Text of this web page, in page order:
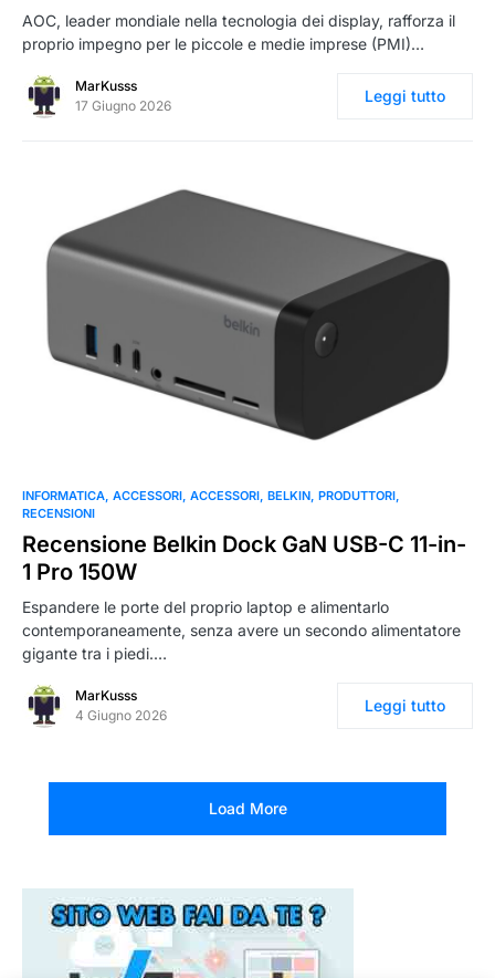
AOC, leader mondiale nella tecnologia dei display, rafforza il
proprio impegno per le piccole e medie imprese (PMI)…
MarKusss
17 Giugno 2026
Leggi tutto
0
INFORMATICA ACCESSORI ACCESSORI BELKIN PRODUTTORI
RECENSIONI
Recensione Belkin Dock GaN USB-C 11-in-
1 Pro 150W
Espandere le porte del proprio laptop e alimentarlo
contemporaneamente, senza avere un secondo alimentatore
gigante tra i piedi.…
MarKusss
4 Giugno 2026
Leggi tutto
Load More